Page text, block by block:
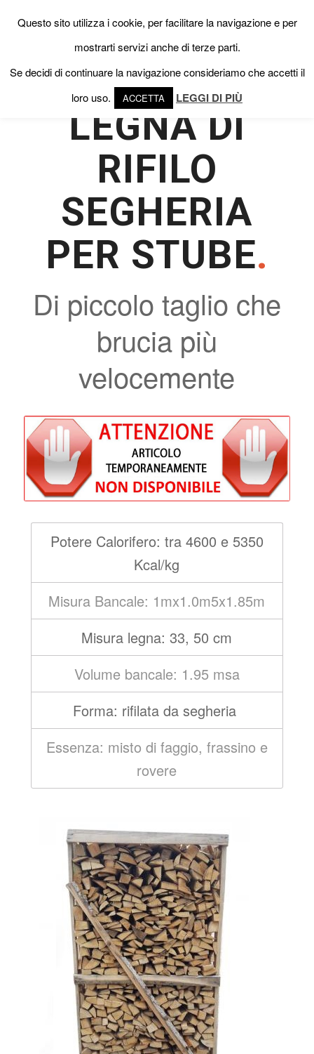
LEGNA DI
RIFILO
SEGHERIA
PER STUBE.
Di piccolo taglio che
brucia più
velocemente
Potere Calorifero: tra 4600 e 5350
Kcal/kg
Misura Bancale: 1mx1.0m5x1.85m
Misura legna: 33, 50 cm
Volume bancale: 1.95 msa
Forma: rifilata da segheria
Essenza: misto di faggio, frassino e
rovere
Questo sito utilizza i cookie, per facilitare la navigazione e per
mostrarti servizi anche di terze parti.
Se decidi di continuare la navigazione consideriamo che accetti il
loro uso.
ACCETTA LEGGI DI PIÙ